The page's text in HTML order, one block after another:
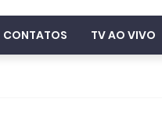
CONTATOS TV AO VIVO